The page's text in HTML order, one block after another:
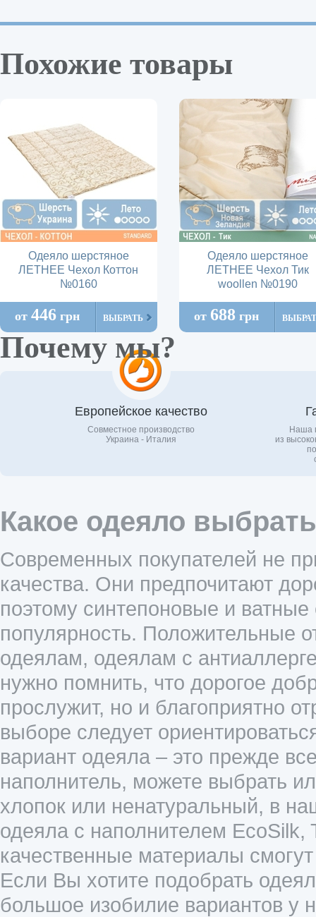
Похожие товары
Одеяло шерстяное
ЛЕТНЕЕ Чехол Коттон
№0160
от446 грн ВЫБРАТЬ
Одеяло шерстяное
ЛЕТНЕЕ Чехол Тик
woollen №0190
от 688 грн
Почему мы?
Европейское качество
Совместное производство
Украина - Италия
Наша
из
Какое одеяло
Современных покупателей не
качества. Они предпочитают
поэтому синтепоновые и
популярность. Положительные
одеялам, одеялам с
нужно помнить, что дорогое
прослужит, но и благоприятно
выборе следует
вариант одеяла – это прежде
наполнитель, можете выбрать
хлопок или ненатуральный, в
одеяла с наполнителем
качественные материалы
Если Вы хотите подобрать
большое изобилие вариантов у